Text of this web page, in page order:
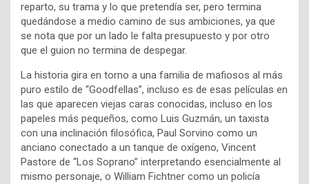
reparto, su trama y lo que pretendía ser, pero termina
quedándose a medio camino de sus ambiciones, ya que
se nota que por un lado le falta presupuesto y por otro
que el guion no termina de despegar.
La historia gira en torno a una familia de mafiosos al más
puro estilo de “Goodfellas”, incluso es de esas películas en
las que aparecen viejas caras conocidas, incluso en los
papeles más pequeños, como Luis Guzmán, un taxista
con una inclinación filosófica, Paul Sorvino como un
anciano conectado a un tanque de oxígeno, Vincent
Pastore de “Los Soprano” interpretando esencialmente al
mismo personaje, o William Fichtner como un policía